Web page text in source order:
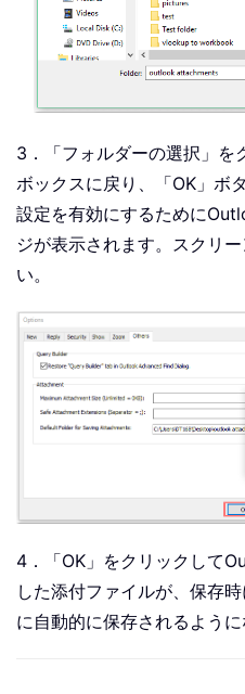
3．「フォルダーの選択」を
ボックスに戻り、「OK」ボ
設定を有効にするために
ジが表示されます。スクリ
い。
4．「OK」をクリックして
した添付ファイルが、保存
に自動的に保存されるように